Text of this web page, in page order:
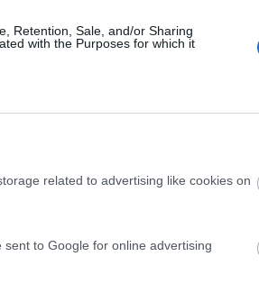
Retention, Sale, and/or Sharing
with the Purposes for which it
related to advertising like cookies on
to Google for online advertising
Morinj, Kotor, Budua, Petrovac,
giorni)